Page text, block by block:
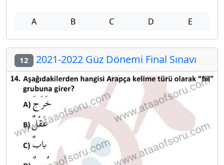
A B C D E
12 2021-2022 Güz Dönemi Final Sınavı